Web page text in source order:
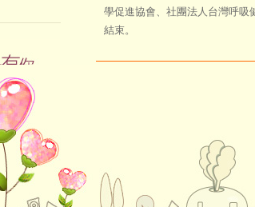
學促進協會、社團法人台灣呼吸
結束。